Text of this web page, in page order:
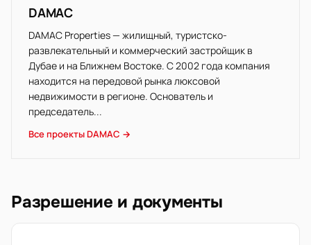
DAMAC
DAMAC Properties — жилищный, туристско-
развлекательный и коммерческий застройщик в
Дубае и на Ближнем Востоке. С 2002 года компания
находится на передовой рынка люксовой
недвижимости в регионе. Основатель и
председатель...
Все проекты DAMAC →
Разрешение и документы